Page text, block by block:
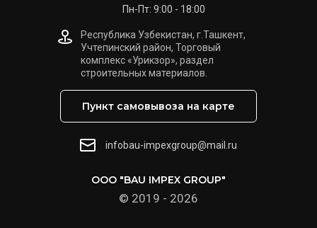
OOO "BAU IMPEX GROUP"
© 2019 - 2026
Пн-Пт: 9:00 - 18:00
Республика Узбекистан, г.Ташкент,
Учтепинский район, Торговый
комплекс «Урикзор», раздел
строительных материалов.
Пункт самовывоза на карте
infobau-impexgroup@mail.ru